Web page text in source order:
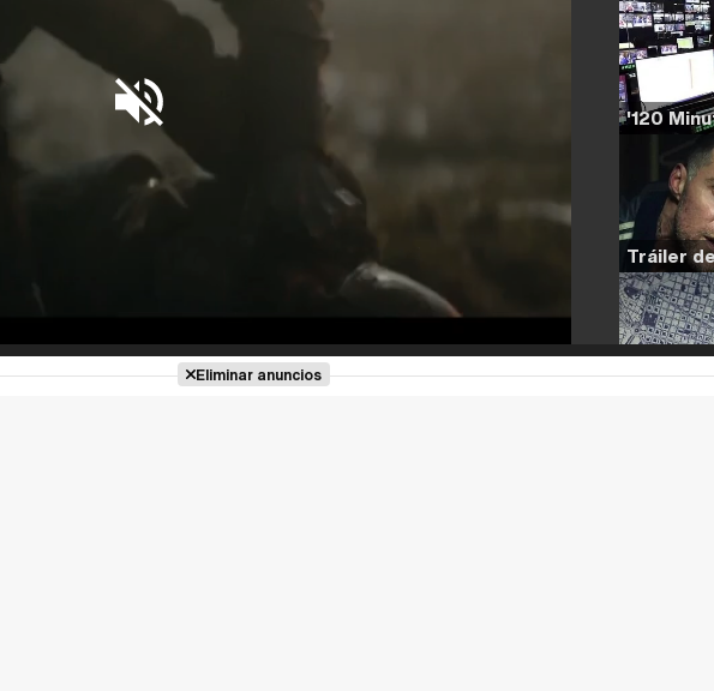
Eliminar anuncios